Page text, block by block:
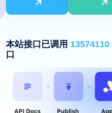
本站接口已调用 13574110
口